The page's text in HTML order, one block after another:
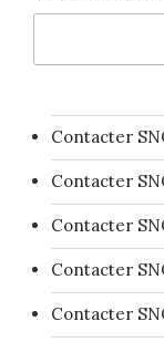
Contacter
Contacter
Contacter
Contacter
Contacter